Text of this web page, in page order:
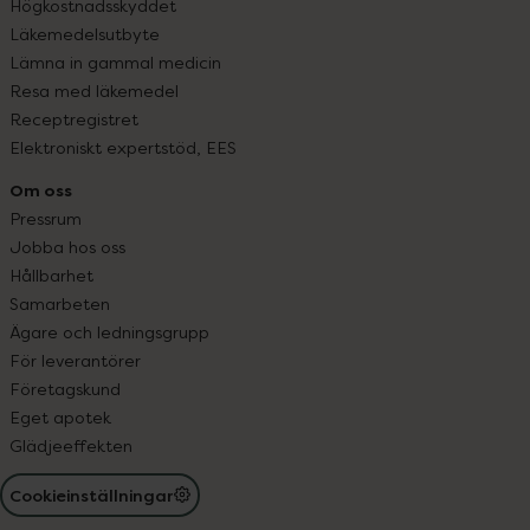
Högkostnadsskyddet
Läkemedelsutbyte
Lämna in gammal medicin
Resa med läkemedel
Receptregistret
Elektroniskt expertstöd, EES
Om oss
Pressrum
Jobba hos oss
Hållbarhet
Samarbeten
Ägare och ledningsgrupp
För leverantörer
Företagskund
Eget apotek
Glädjeeffekten
Cookieinställningar